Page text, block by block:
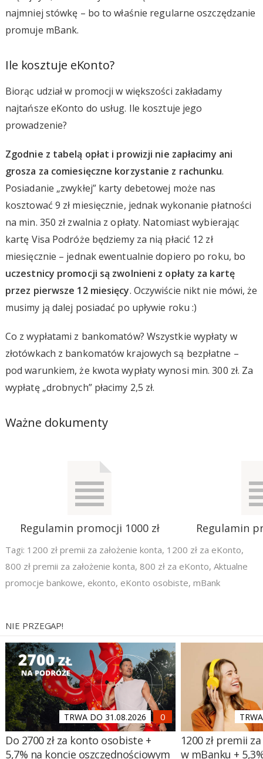
najmniej stówkę – bo to właśnie regularne oszczędzanie
promuje mBank.
Ile kosztuje eKonto?
Biorąc udział w promocji w większości zakładamy
najtańsze eKonto do usług. Ile kosztuje jego
prowadzenie?
Zgodnie z tabelą opłat i prowizji nie zapłacimy ani
grosza za comiesięczne korzystanie z rachunku.
Posiadanie „zwykłej” karty debetowej może nas
kosztować 9 zł miesięcznie, jednak wykonanie płatności
na min. 350 zł zwalnia z opłaty. Natomiast wybierając
kartę Visa Podróże będziemy za nią płacić 12 zł
miesięcznie – jednak ewentualnie dopiero po roku, bo
uczestnicy promocji są zwolnieni z opłaty za kartę
przez pierwsze 12 miesięcy. Oczywiście nikt nie mówi, że
musimy ją dalej posiadać po upływie roku :)
Co z wypłatami z bankomatów? Wszystkie wypłaty w
złotówkach z bankomatów krajowych są bezpłatne –
pod warunkiem, że kwota wypłaty wynosi min. 300 zł. Za
wypłatę „drobnych” płacimy 2,5 zł.
Ważne dokumenty
Regulamin promocji 1000 zł Regulamin
Tagi: 1200 zł premii za założenie konta, 1200 zł za eKonto,
800 zł premii za założenie konta, 800 zł za eKonto, Aktualne
promocje bankowe, ekonto, eKonto osobiste, mBank
NIE PRZEGAP!
TRWA DO 31.08.2026
Do 2700 zł za konto osobiste +
5,7% na koncie oszczędnościowym
1200 zł premii
w mBanku +